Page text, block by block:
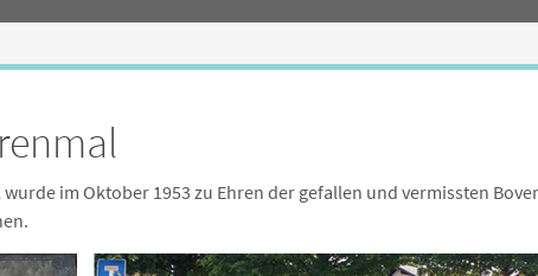
im Oktober 1953 zu Ehren der gefallen und vermissten